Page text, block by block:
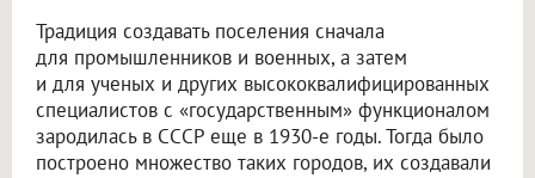
Традиция создавать поселения сначала
для промышленников и военных, а затем
и для ученых и других высококвалифицированных
специалистов с «государственным» функционалом
зародилась в СССР еще в 1930-е годы. Тогда было
построено множество таких городов, их создавали